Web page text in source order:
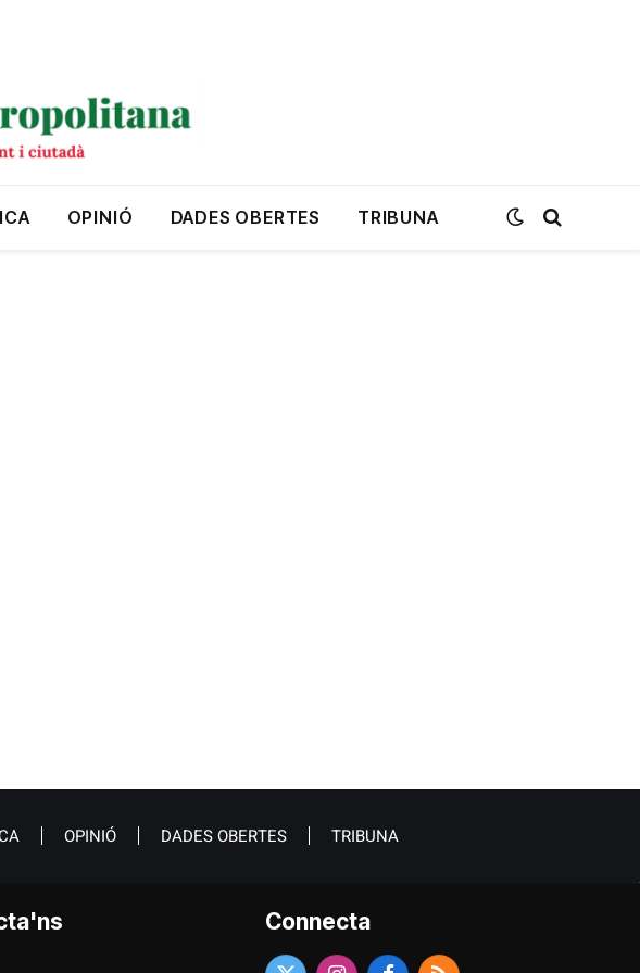
OPINIÓ DADES OBERTES TRIBUNA
OPINIÓ DADES OBERTES TRIBUNA
Connecta